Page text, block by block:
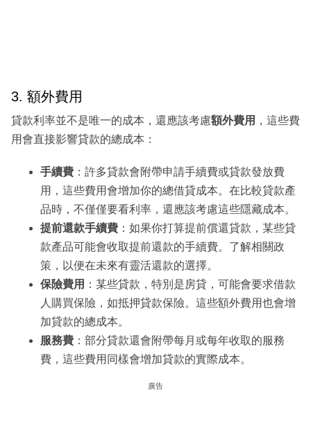
3. 額外費用
貸款利率並不是唯一的成本，還應該考慮額外費用 ，這些費
用會直接影響貸款的總成本：
手續費 ：許多貸款會附帶申請手續費或貸款發放費
用，這些費用會增加你的總借貸成本。在比較貸款產
品時，不僅僅要看利率，還應該考慮這些隱藏成本。
提前還款手續費 ：如果你打算提前償還貸款，某些貸
款產品可能會收取提前還款的手續費。了解相關政
策，以便在未來有靈活還款的選擇。
保險費用 ：某些貸款，特別是房貸，可能會要求借款
人購買保險，如抵押貸款保險。這些額外費用也會增
加貸款的總成本。
服務費 ：部分貸款還會附帶每月或每年收取的服務
費，這些費用同樣會增加貸款的實際成本。
廣告